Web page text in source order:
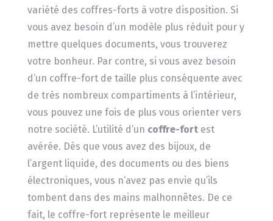
variété des coffres-forts à votre disposition. Si
vous avez besoin d’un modèle plus réduit pour y
mettre quelques documents, vous trouverez
votre bonheur. Par contre, si vous avez besoin
d’un coffre-fort de taille plus conséquente avec
de très nombreux compartiments à l’intérieur,
vous pouvez une fois de plus vous orienter vers
notre société. L’utilité d’un coffre-fortest
avérée. Dès que vous avez des bijoux, de
l’argent liquide, des documents ou des biens
électroniques, vous n’avez pas envie qu’ils
tombent dans des mains malhonnêtes. De ce
fait, le coffre-fort représente le meilleur